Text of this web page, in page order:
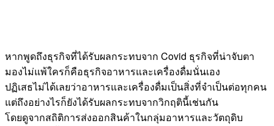
หากพูดถึงธุรกิจที่ได้รับผลกระทบจาก Covid ธุรกิจที่น่าจับตา
มองไม่แพ้ใครก็คือธุรกิจอาหารและเครื่องดื่มนั่นเอง
ปฏิเสธไม่ได้เลยว่าอาหารและเครื่องดื่มเป็นสิ่งที่จำเป็นต่อทุกคน
แต่ถึงอย่างไรก็ยังได้รับผลกระทบจากวิกฤตินี้เช่นกัน
โดยดูจากสถิติการส่งออกสินค้าในกลุ่มอาหารและวัตถุดิบ